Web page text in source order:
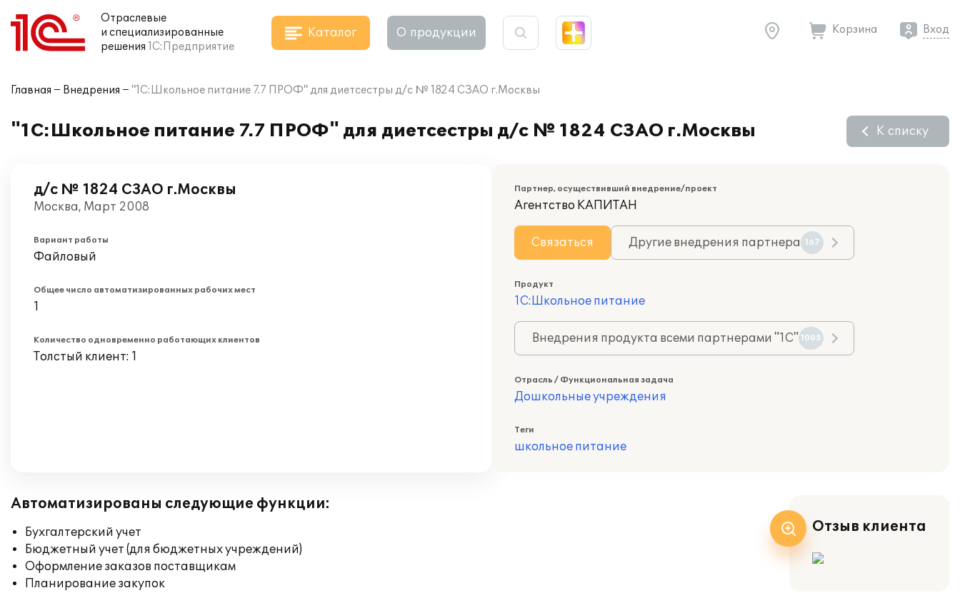
Отраслевые
и специализированные
решения 1С:Предприятие
Каталог О продукции Корзина Вход
Главная Внедрения "1С:Школьное питание 7.7 ПРОФ" для диетсестры д/с № 1824 СЗАО г.Москвы
"1С:Школьное питание 7.7 ПРОФ" для диетсестры д/с № 1824 СЗАО г.Москвы К списку
д/с № 1824 СЗАО г.Москвы
Москва, Март 2008
Вариант работы
Файловый
Общее число автоматизированных рабочих мест
1
Количество одновременно работающих клиентов
Толстый клиент: 1
Партнер, осуществивший внедрение/проект
Агентство КАПИТАН
Связаться Другие внедрения партнера 167
Продукт
1С:Школьное питание
Внедрения продукта всеми партнерами "1С" 1005
Отрасль / Функциональная задача
Дошкольные учреждения
Теги
школьное питание
Автоматизированы следующие функции:
Бухгалтерский учет
Бюджетный учет (для бюджетных учреждений)
Оформление заказов поставщикам
Планирование закупок
Отзыв клиента